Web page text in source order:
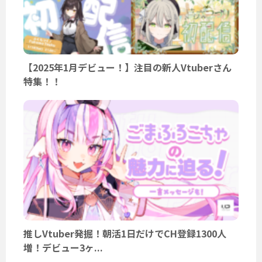
【2025年1月デビュー！】注目の新人Vtuberさん
特集！！
推しVtuber発掘！朝活1日だけでCH登録1300人
増！デビュー3ヶ...